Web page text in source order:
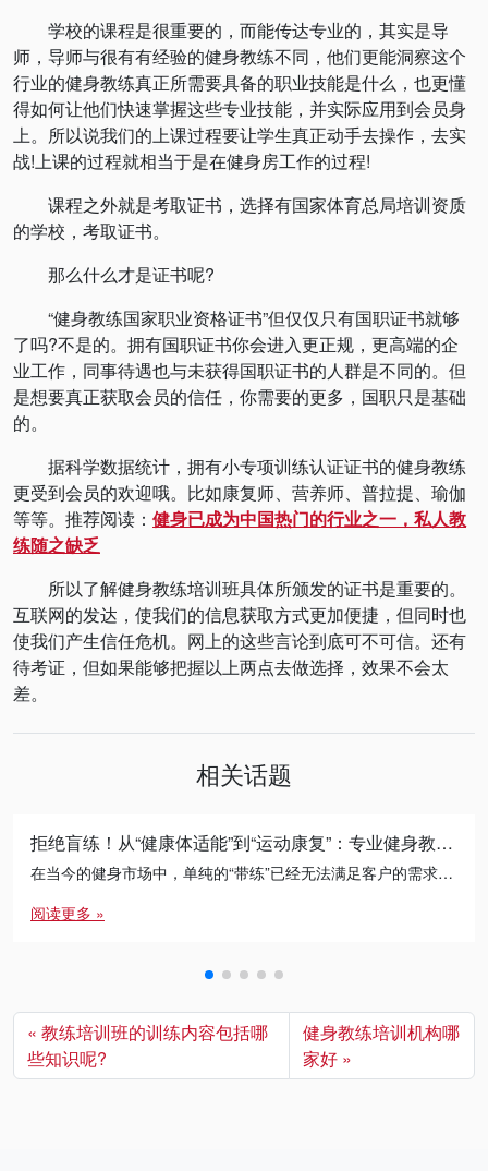
学校的课程是很重要的，而能传达专业的，其实是导
师，导师与很有有经验的健身教练不同，他们更能洞察这个
行业的健身教练真正所需要具备的职业技能是什么，也更懂
得如何让他们快速掌握这些专业技能，并实际应用到会员身
上。所以说我们的上课过程要让学生真正动手去操作，去实
战!上课的过程就相当于是在健身房工作的过程!
课程之外就是考取证书，选择有国家体育总局培训资质
的学校，考取证书。
那么什么才是证书呢?
“健身教练国家职业资格证书”但仅仅只有国职证书就够
了吗?不是的。拥有国职证书你会进入更正规，更高端的企
业工作，同事待遇也与未获得国职证书的人群是不同的。但
是想要真正获取会员的信任，你需要的更多，国职只是基础
的。
据科学数据统计，拥有小专项训练认证证书的健身教练
更受到会员的欢迎哦。比如康复师、营养师、普拉提、瑜伽
等等。推荐阅读： 健身已成为中国热门的行业之一，私人教
练随之缺乏
所以了解健身教练培训班具体所颁发的证书是重要的。
互联网的发达，使我们的信息获取方式更加便捷，但同时也
使我们产生信任危机。网上的这些言论到底可不可信。还有
待考证，但如果能够把握以上两点去做选择，效果不会太
差。
相关话题
拒绝盲练！从“健康体适能”到“运动康复”：专业健身教练的必修进阶之路
在当今的健身市场中，单纯的“带练”已经无法满足客户的需求。无论是减脂瓶颈期的突破，还是针对久坐人群的体态矫正， […]
阅读更多 »
教练培训班的训练内容包括哪
些知识呢?
健身教练培训机构哪
家好